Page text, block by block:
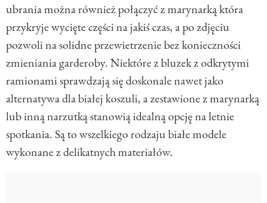
ubrania można również połączyć z marynarką która
przykryje wycięte części na jakiś czas, a po zdjęciu
pozwoli na solidne przewietrzenie bez konieczności
zmieniania garderoby. Niektóre z bluzek z odkrytymi
ramionami sprawdzają się doskonale nawet jako
alternatywa dla białej koszuli, a zestawione z marynarką
lub inną narzutką stanowią idealną opcję na letnie
spotkania. Są to wszelkiego rodzaju białe modele
wykonane z delikatnych materiałów.